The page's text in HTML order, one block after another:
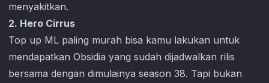
menyakitkan.
2. Hero Cirrus
Top up ML paling murah bisa kamu lakukan untuk
mendapatkan Obsidia yang sudah dijadwalkan rilis
bersama dengan dimulainya season 38. Tapi bukan